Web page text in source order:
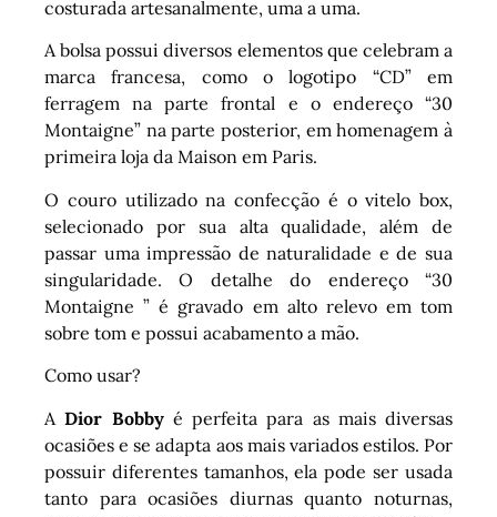
costurada artesanalmente, uma a uma.
A bolsa possui diversos elementos que celebram a
marca francesa, como o logotipo “CD” em
ferragem na parte frontal e o endereço “30
Montaigne” na parte posterior, em homenagem à
primeira loja da Maison em Paris.
O couro utilizado na confecção é o vitelo box,
selecionado por sua alta qualidade, além de
passar uma impressão de naturalidade e de sua
singularidade. O detalhe do endereço “30
Montaigne ” é gravado em alto relevo em tom
sobre tom e possui acabamento a mão.
Como usar?
ADior Bobbyé perfeita para as mais diversas
ocasiões e se adapta aos mais variados estilos. Por
possuir diferentes tamanhos, ela pode ser usada
tanto para ocasiões diurnas quanto noturnas,